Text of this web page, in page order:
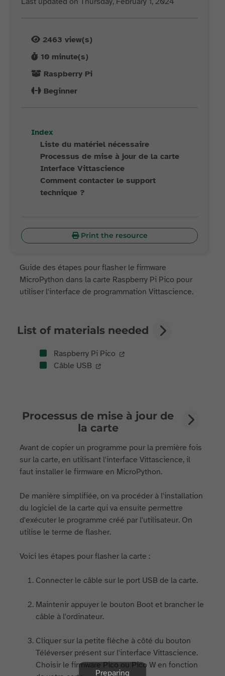
2463 view(s)
10 minute(s)
Raspberry Pi
Beginner
Index
Liste du matériel nécessaire
Processus de mise à jour de la carte
Interface Vittascience
Comment contacter le support
technique ?
Print the resource
Guide des étapes pour flasher le firmware
MicroPython dans la carte Raspberry Pi Pico pour
utiliser l'interface de programmation Vittascience.
List of materials needed
Raspberry Pi Pico
Câble USB
Processus de mise à jour de
la carte
Avant de copier un programme pour la première fois
sur la carte, en utilisant l'interface Vittascience, il
faut installer le firmware en MicroPython.
De manière simplifiée, on va procéder à l'installation
du logiciel de la carte qui va ensuite permettre
d'exécuter le programme créé par l'utilisateur. On
utilise le terme de flasher.
Voici les étapes pour flasher la carte :
Connecter le câble sur le port USB de la carte.
Maintenir appuyer le bouton Boot et brancher le
câble à l'ordinateur.
Cliquer sur la petite flèche à côté du bouton
Téléverser présent sur l'interface Vittascience.
Choisir le firmware Pico ou Pico W en fonction
Preparing